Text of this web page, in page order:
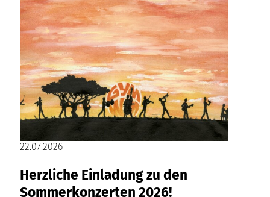
22.07.2026
Herzliche Einladung zu den
Sommerkonzerten 2026!